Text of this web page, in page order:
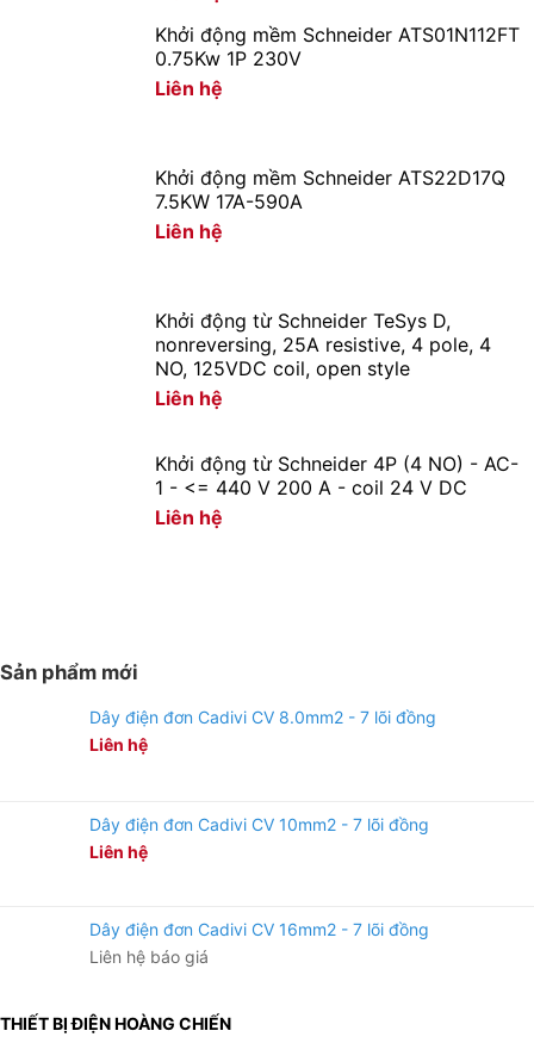
Khởi động mềm Schneider ATS01N112FT
0.75Kw 1P 230V
Liên hệ
Khởi động mềm Schneider ATS22D17Q
7.5KW 17A-590A
Liên hệ
Khởi động từ Schneider TeSys D,
nonreversing, 25A resistive, 4 pole, 4
NO, 125VDC coil, open style
Liên hệ
Khởi động từ Schneider 4P (4 NO) - AC-
1 - <= 440 V 200 A - coil 24 V DC
Liên hệ
Sản phẩm mới
Dây điện đơn Cadivi CV 8.0mm2 - 7 lõi đồng
Liên hệ
Dây điện đơn Cadivi CV 10mm2 - 7 lõi đồng
Liên hệ
Dây điện đơn Cadivi CV 16mm2 - 7 lõi đồng
Liên hệ báo giá
THIẾT BỊ ĐIỆN HOÀNG CHIẾN